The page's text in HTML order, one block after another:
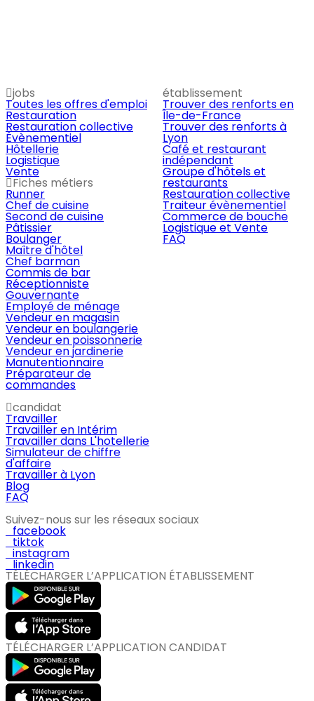
jobs
Toutes les offres d'emploi
Restauration
Restauration collective
Évènementiel
Hôtellerie
Logistique
Vente
Fiches métiers
Runner
Chef de cuisine
Second de cuisine
Pâtissier
Boulanger
Maître d'hôtel
Chef barman
Commis de bar
Réceptionniste
Gouvernante
Employé de ménage
Vendeur en magasin
Vendeur en boulangerie
Vendeur en poissonnerie
Vendeur en jardinerie
Manutentionnaire
Préparateur de
commandes
établissement
Trouver des renforts en
Île-de-France
Trouver des renforts à
Lyon
Café et restaurant
indépendant
Groupe d'hôtels et
restaurants
Restauration collective
Traiteur évènementiel
Commerce de bouche
Logistique et Vente
FAQ
candidat
Travailler
Travailler en Intérim
Travailler dans L'hotellerie
Simulateur de chiffre
d'affaire
Travailler à Lyon
Blog
FAQ
Suivez-nous sur les réseaux sociaux
facebook
tiktok
instagram
linkedin
TÉLÉCHARGER L’APPLICATION ÉTABLISSEMENT
TÉLÉCHARGER L’APPLICATION CANDIDAT